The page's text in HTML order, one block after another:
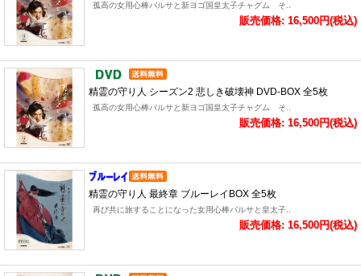
孤高の女用心棒バルサと新ヨゴ国皇太子チャグム そ..
販売価格: 16,500円(税込)
精霊の守り人 シーズン2 悲しき破壊神 DVD-BOX 全5枚
孤高の女用心棒バルサと新ヨゴ国皇太子チャグム そ..
販売価格: 16,500円(税込)
精霊の守り人 最終章 ブルーレイBOX 全5枚
再び共に旅することになった女用心棒バルサと皇太子..
販売価格: 16,500円(税込)